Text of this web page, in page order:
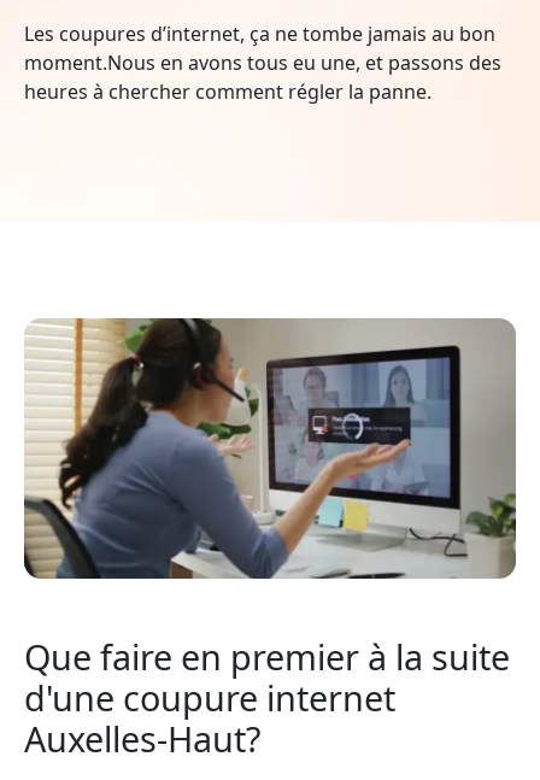
Les coupures d’internet, ça ne tombe jamais au bon
moment.Nous en avons tous eu une, et passons des
heures à chercher comment régler la panne.
Que faire en premier à la suite
d'une coupure internet
Auxelles-Haut?